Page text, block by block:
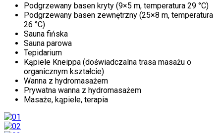
Podgrzewany basen kryty (9×5 m, temperatura 29 °C)
Podgrzewany basen zewnętrzny (25×8 m, temperatura
26 °C)
Sauna fińska
Sauna parowa
Tepidarium
Kąpiele Kneippa (doświadczalna trasa masażu o
organicznym kształcie)
Wanna z hydromasażem
Prywatna wanna z hydromasażem
Masaże, kąpiele, terapia